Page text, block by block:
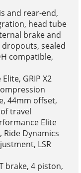
and rear-end,
head tube
brake and
sealed
compatible,
GRIP X2
44mm offset,
travel
Elite
Ride Dynamics
LSR
brake, 4 piston,